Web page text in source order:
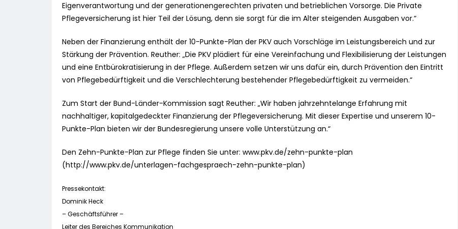
Eigenverantwortung und der generationengerechten privaten und betrieblichen Vorsorge. Die Private
Pflegeversicherung ist hier Teil der Lösung, denn sie sorgt für die im Alter steigenden Ausgaben vor.“
Neben der Finanzierung enthält der 10-Punkte-Plan der PKV auch Vorschläge im Leistungsbereich und zur
Stärkung der Prävention. Reuther: „Die PKV plädiert für eine Vereinfachung und Flexibilisierung der Leistungen
und eine Entbürokratisierung in der Pflege. Außerdem setzen wir uns dafür ein, durch Prävention den Eintritt
von Pflegebedürftigkeit und die Verschlechterung bestehender Pflegebedürftigkeit zu vermeiden.“
Zum Start der Bund-Länder-Kommission sagt Reuther: „Wir haben jahrzehntelange Erfahrung mit
nachhaltiger, kapitalgedeckter Finanzierung der Pflegeversicherung. Mit dieser Expertise und unserem 10-
Punkte-Plan bieten wir der Bundesregierung unsere volle Unterstützung an.“
Den Zehn-Punkte-Plan zur Pflege finden Sie unter: www.pkv.de/zehn-punkte-plan
(http://www.pkv.de/unterlagen-fachgespraech-zehn-punkte-plan)
Pressekontakt:
Dominik Heck
– Geschäftsführer –
Leiter des Bereiches Kommunikation